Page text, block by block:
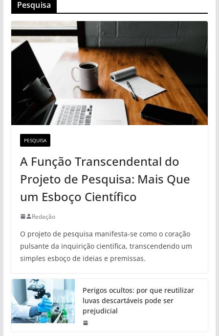
Pesquisa
PESQUISA
A Função Transcendental do
Projeto de Pesquisa: Mais Que
um Esboço Científico
Redação
O projeto de pesquisa manifesta-se como o coração
pulsante da inquirição científica, transcendendo um
simples esboço de ideias e premissas.
Perigos ocultos: por que reutilizar
luvas descartáveis pode ser
prejudicial